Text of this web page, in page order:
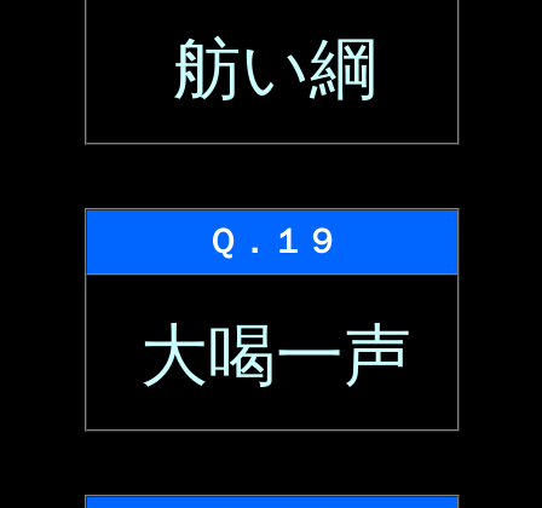
舫い綱
Ｑ．１９
大喝一声